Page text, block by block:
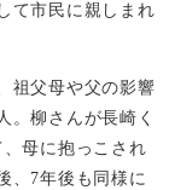
て市民に親しまれ
祖父母や父の影響
。柳さんが長崎く
母に抱っこされ
、7年後も同様に